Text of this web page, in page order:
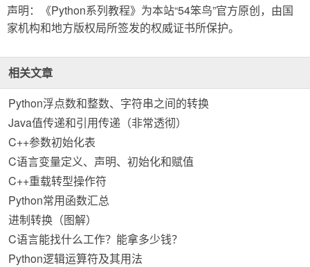
声明：《Python系列教程》为本站“54笨鸟”官方原创，由国
家机构和地方版权局所签发的权威证书所保护。
相关文章
Python浮点数和整数、字符串之间的转换
Java值传递和引用传递（非常透彻）
C++参数初始化表
C语言变量定义、声明、初始化和赋值
C++重载转型操作符
Python常用函数汇总
进制转换（图解）
C语言能找什么工作？能拿多少钱？
Python逻辑运算符及其用法